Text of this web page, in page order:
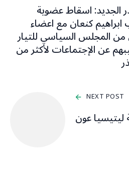
الجديد: اسقاط عضوية
ابراهيم كنعان مع اعضاء
من المجلس السياسي للتيار
عن الإجتماعات لأكثر من
NEXT POST
ليتيسيا عون